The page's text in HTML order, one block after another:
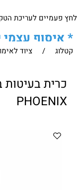
לחץ פעמיים לעריכת
* איסוף
של הלקוח מול
ווטצאפ(
מענה טלפוני:
בין השעות 9:00-17:00
קטלוג / ציוד
PHOENIX